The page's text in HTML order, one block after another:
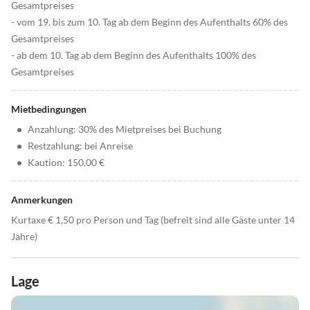
Gesamtpreises
- vom 19. bis zum 10. Tag ab dem Beginn des Aufenthalts 60% des
Gesamtpreises
- ab dem 10. Tag ab dem Beginn des Aufenthalts 100% des
Gesamtpreises
Mietbedingungen
• Anzahlung: 30% des Mietpreises bei Buchung
• Restzahlung: bei Anreise
• Kaution: 150,00 €
Anmerkungen
Kurtaxe € 1,50 pro Person und Tag (befreit sind alle Gäste unter 14
Jahre)
Lage